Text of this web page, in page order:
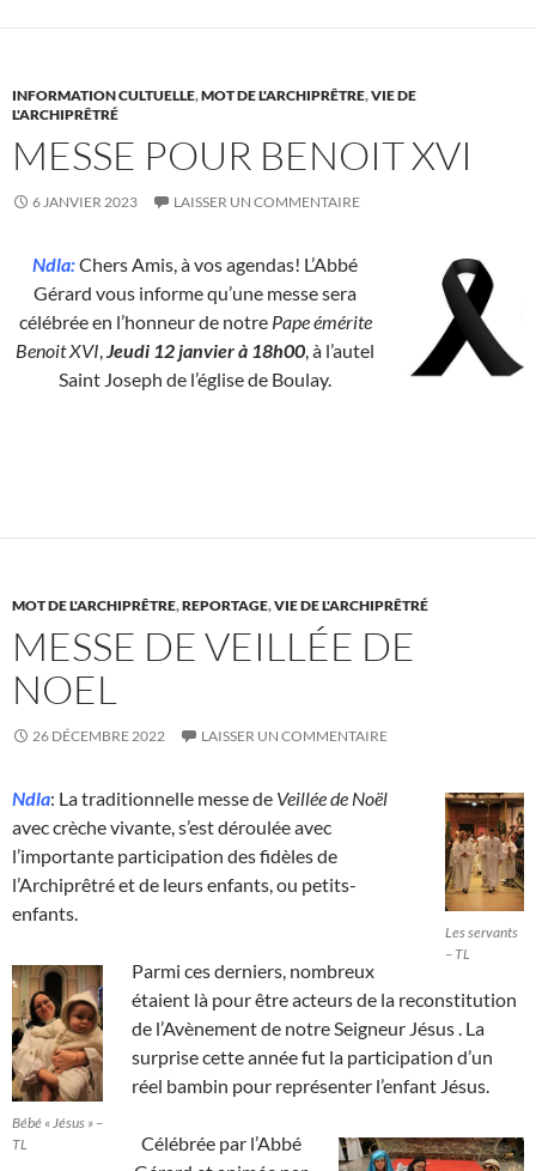
INFORMATION CULTUELLE,MOT DE L'ARCHIPRÊTRE,VIE DE
L'ARCHIPRÊTRÉ
MESSE POUR BENOIT XVI
6 JANVIER 2023 LAISSER UN COMMENTAIRE
Ndla:Chers Amis, à vos agendas! L’Abbé
Gérard vous informe qu’une messe sera
célébrée en l’honneur de notre Pape émérite
Benoit XVI,Jeudi 12 janvier à 18h00, à l’autel
Saint Joseph de l’église de Boulay.
MOT DE L'ARCHIPRÊTRE,REPORTAGE,VIE DE L'ARCHIPRÊTRÉ
MESSE DE VEILLÉE DE
NOEL
26 DÉCEMBRE 2022 LAISSER UN COMMENTAIRE
Les servants
– TL
Ndla: La traditionnelle messe de Veillée de Noël
avec crèche vivante, s’est déroulée avec
l’importante participation des fidèles de
l’Archiprêtré et de leurs enfants, ou petits-
enfants.
Bébé « Jésus » –
TL
Parmi ces derniers, nombreux
étaient là pour être acteurs de la reconstitution
de l’Avènement de notre Seigneur Jésus . La
surprise cette année fut la participation d’un
réel bambin pour représenter l’enfant Jésus.
Célébrée par l’Abbé